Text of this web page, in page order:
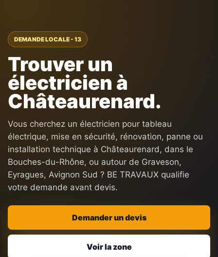
DEMANDE LOCALE - 13
Trouver un
électricien à
Châteaurenard.
Vous cherchez un électricien pour tableau
électrique, mise en sécurité, rénovation, panne ou
installation technique à Châteaurenard, dans le
Bouches-du-Rhône, ou autour de Graveson,
Eyragues, Avignon Sud ? BE TRAVAUX qualifie
votre demande avant devis.
Demander un devis
Voir la zone